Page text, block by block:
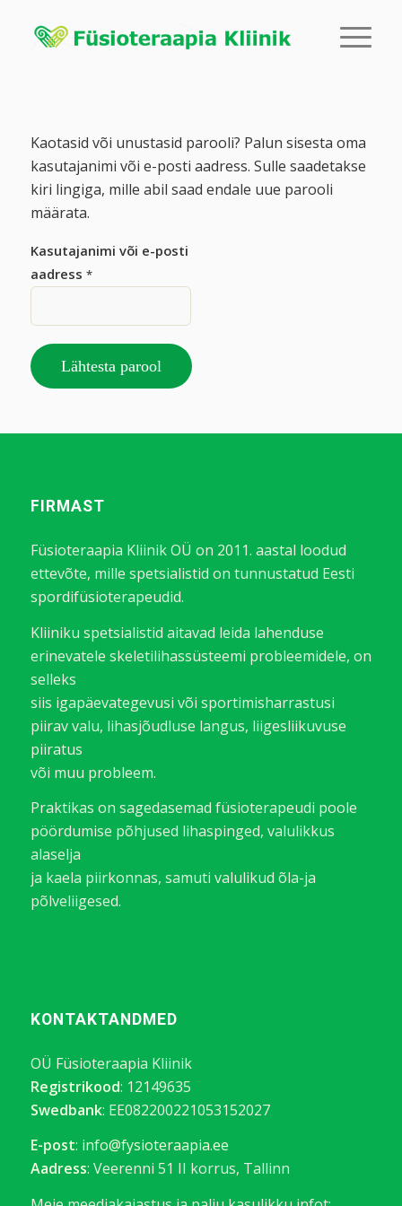
Kaotasid või unustasid parooli? Palun sisesta oma
kasutajanimi või e-posti aadress. Sulle saadetakse
kiri lingiga, mille abil saad endale uue parooli
määrata.
Kasutajanimi või e-posti
aadress *
Lähtesta parool
FIRMAST
Füsioteraapia Kliinik OÜ on 2011. aastal loodud
ettevõte, mille spetsialistid on tunnustatud Eesti
spordifüsioterapeudid.
Kliiniku spetsialistid aitavad leida lahenduse
erinevatele skeletilihassüsteemi probleemidele, on
selleks
siis igapäevategevusi või sportimisharrastusi
piirav valu, lihasjõudluse langus, liigesliikuvuse
piiratus
või muu probleem.
Praktikas on sagedasemad füsioterapeudi poole
pöördumise põhjused lihaspinged, valulikkus
alaselja
ja kaela piirkonnas, samuti valulikud õla-ja
põlveliigesed.
KONTAKTANDMED
OÜ Füsioteraapia Kliinik
Registrikood: 12149635
Swedbank: EE082200221053152027
E-post: info@fysioteraapia.ee
Aadress: Veerenni 51 II korrus, Tallinn